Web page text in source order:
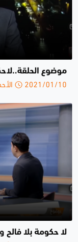
موضوع
2021/01/10 الأحد 11:19 ص
لا حكومة بلا فالح